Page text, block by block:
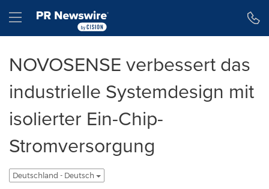
Hamburger menu
NOVOSENSE verbessert das
industrielle Systemdesign mit
isolierter Ein-Chip-
Stromversorgung
Deutschland - Deutsch